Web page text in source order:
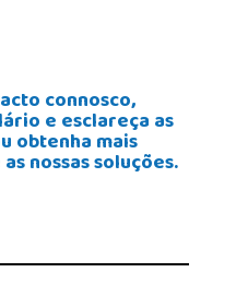
connosco,
e esclareça as
obtenha mais
nossas soluções.